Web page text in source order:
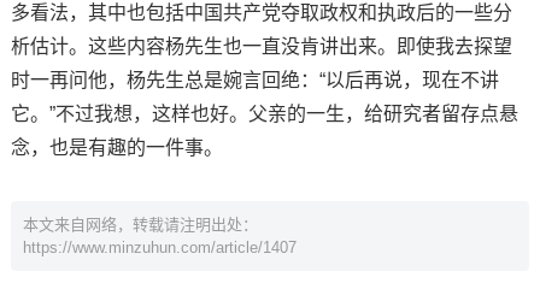
多看法，其中也包括中国共产党夺取政权和执政后的一些分
析估计。这些内容杨先生也一直没肯讲出来。即使我去探望
时一再问他，杨先生总是婉言回绝：“以后再说，现在不讲
它。”不过我想，这样也好。父亲的一生，给研究者留存点悬
念，也是有趣的一件事。
本文来自网络，转载请注明出处：
https://www.minzuhun.com/article/1407